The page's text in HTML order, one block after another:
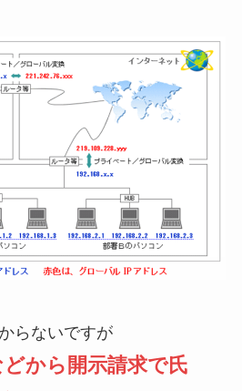
らないですが
から開示請求で氏